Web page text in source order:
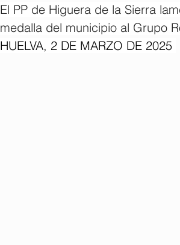
El PP de Higuera de la Sierra
medalla del municipio al Grupo
HUELVA, 2 DE MARZO DE 2025